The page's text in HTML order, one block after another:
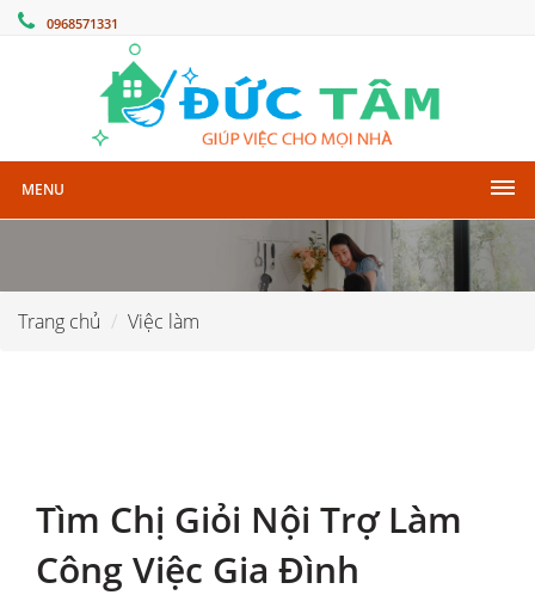
0968571331
MENU
Trang chủ Việc làm
Tìm Chị Giỏi Nội Trợ Làm
Công Việc Gia Đình